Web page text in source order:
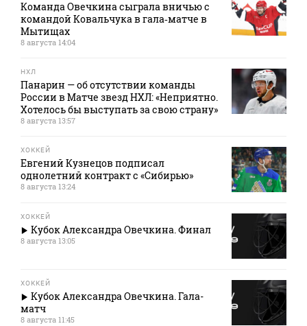
Команда Овечкина сыграла вничью с
командой Ковальчука в гала‑матче в
Мытищах
8 августа 14:04
НХЛ
Панарин — об отсутствии команды
России в Матче звезд НХЛ: «Неприятно.
Хотелось бы выступать за свою страну»
8 августа 13:57
ХОККЕЙ
Евгений Кузнецов подписал
однолетний контракт с «Сибирью»
8 августа 13:24
ХОККЕЙ
Кубок Александра Овечкина. Финал
8 августа 13:05
ХОККЕЙ
Кубок Александра Овечкина. Гала-
матч
8 августа 11:45